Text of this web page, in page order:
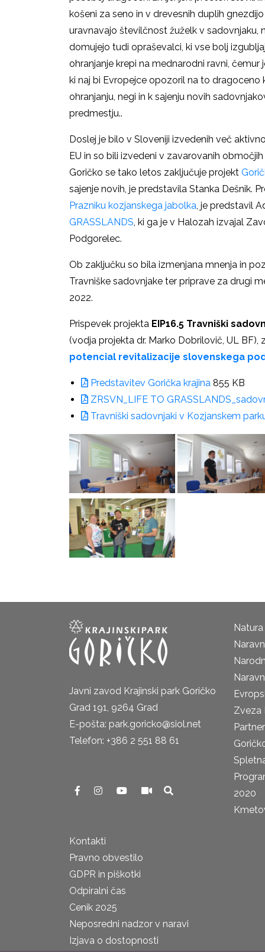
košeni za seno in v drevesnih duplih
uravnavajo številčnost žuželk v sadovnjaku,
domujejo tudi opraševalci, ki vse bolj
ohranjanje krepi na mednarodni ravni,
ki naj bi Evropejce opozoril na to
ohranjanju, negi in k sajenju novih
predmestju..
Doslej je bilo v Sloveniji izvedenih več
EU in so bili izvedeni v zavarovanih
Goričko se tako letos zaključuje projekt
sajenje novih, je predstavila Stanka Dešnik.
Prazniku kozjanskega jabolka, je predstavil
GRASSLANDS, ki ga je v Halozah izvajal
Podgorelec.
Ob zaključku so bila izmenjana mnenja in
Travniške sadovnjake ter priprave za drugi
2022.
Prispevek projekta EIP16.5 Travniški
(vodja projekta dr. Marko Dobrilovič, UL BF),
potencial revitalizacije slovenskega
Predstavitev Gorička krajina 855 KB
ZRSVN_LIFE TO
Travniški sadovnjaki v Kozjanskem
Javni zavod Krajinski park Goričko
Grad 191, 9264 Grad
E-pošta: park.goricko@siol.net
Telefon: +386 2 551 88 61
Kontakti
Pravno obvestilo
GDPR in piškotki
Odpiralni čas
Cenik 2025
Neposredni nadzor v naravi
Izjava o dostopnosti
Zveza
2020